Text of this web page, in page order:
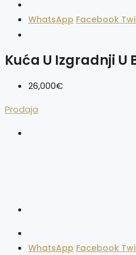
WhatsApp Facebook
Kuća U Izgradnji U
26,000€
Prodaja
WhatsApp Facebook